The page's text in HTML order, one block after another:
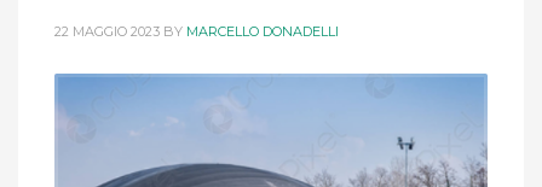
22 MAGGIO 2023 BY MARCELLO DONADELLI